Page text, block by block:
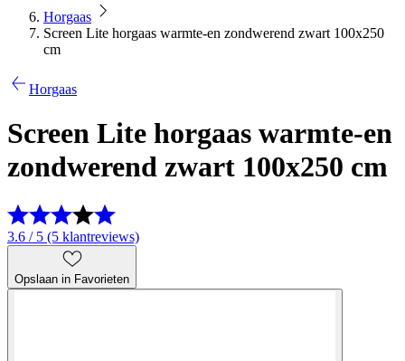
Horgaas
Screen Lite horgaas warmte-en zondwerend zwart 100x250
cm
Horgaas
Screen Lite horgaas warmte-en
zondwerend zwart 100x250 cm
3.6 / 5 (5 klantreviews)
Opslaan in Favorieten